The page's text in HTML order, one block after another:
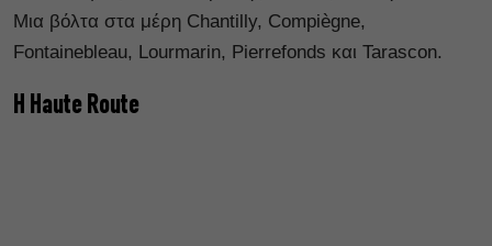
Μια βόλτα στα μέρη Chantilly, Compiègne,
Fontainebleau, Lourmarin, Pierrefonds και Tarascon.
Η Haute Route